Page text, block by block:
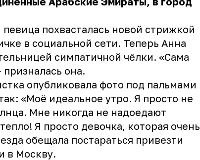
похвасталась новой стрижкой
в социальной сети. Теперь Анна
симпатичной чёлки. «Сама
призналась она.
опубликовала фото под пальмами
«Моё идеальное утро. Я просто не
Мне никогда не надоедают
Я просто девочка, которая очень
обещала постараться привезти
в Москву.